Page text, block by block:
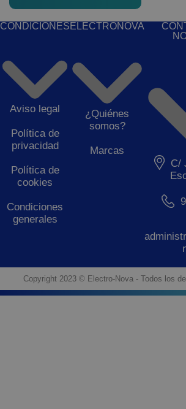
CONDICIONES
Aviso legal
Política de
privacidad
Política de
cookies
Condiciones
generales
ELECTRONOVA
¿Quiénes
somos?
Marcas
C/
Copyright 2023 © Electro-Nova - Todos los